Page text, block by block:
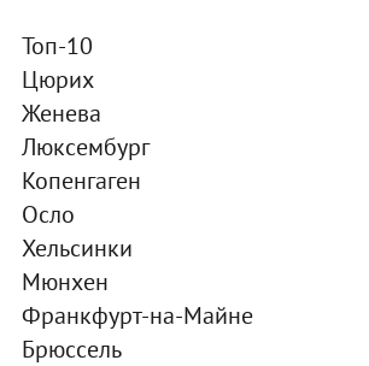
Топ-10
Цюрих
Женева
Люксембург
Копенгаген
Осло
Хельсинки
Мюнхен
Франкфурт-на-Майне
Брюссель